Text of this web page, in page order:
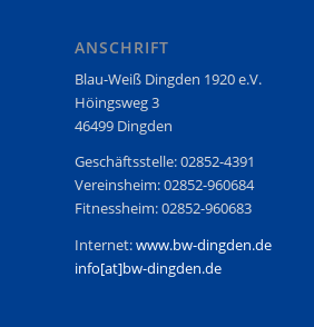
ANSCHRIFT
Blau-Weiß Dingden 1920 e.V.
Höingsweg 3
46499 Dingden
Geschäftsstelle: 02852-4391
Vereinsheim: 02852-960684
Fitnessheim: 02852-960683
Internet:www.bw-dingden.de
info[at]bw-dingden.de